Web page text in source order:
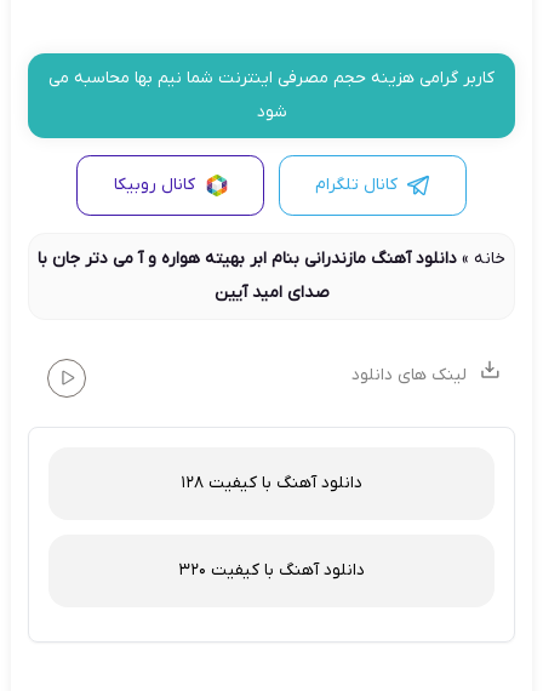
کاربر گرامی هزینه حجم مصرفی اینترنت شما نیم بها محاسبه می
شود
کانال تلگرام کانال روبیکا
خانه » دانلود آهنگ مازندرانی بنام ابر بهیته هواره و آ می دتر جان با
صدای امید آیین
لینک های دانلود
دانلود آهنگ با کیفیت 128
دانلود آهنگ با کیفیت 320